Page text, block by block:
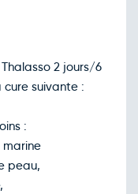
2 jours/6
suivante :
:
marine
peau,